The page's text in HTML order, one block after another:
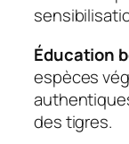
Éducation
espèces
des tigres.